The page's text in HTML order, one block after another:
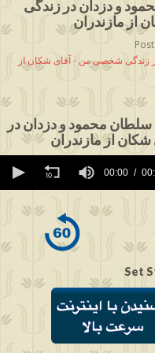
و دزدان در زندگی
مازندران
زندگی شخصی من - آقای شکان از
سلطان محمود و دزدان در
از مازندران
seconds
seconds
00:00
Set